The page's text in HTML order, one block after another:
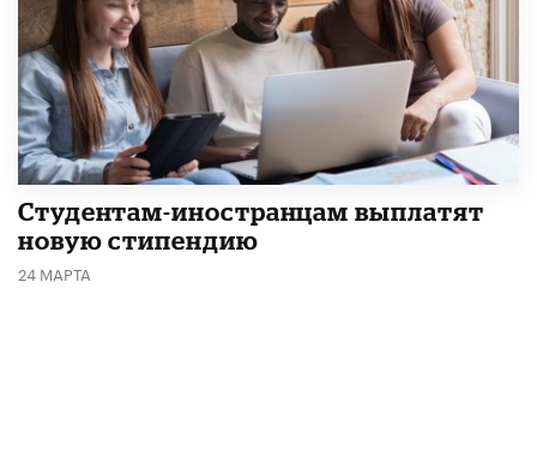
Студентам-иностранцам выплатят
новую стипендию
24 МАРТА